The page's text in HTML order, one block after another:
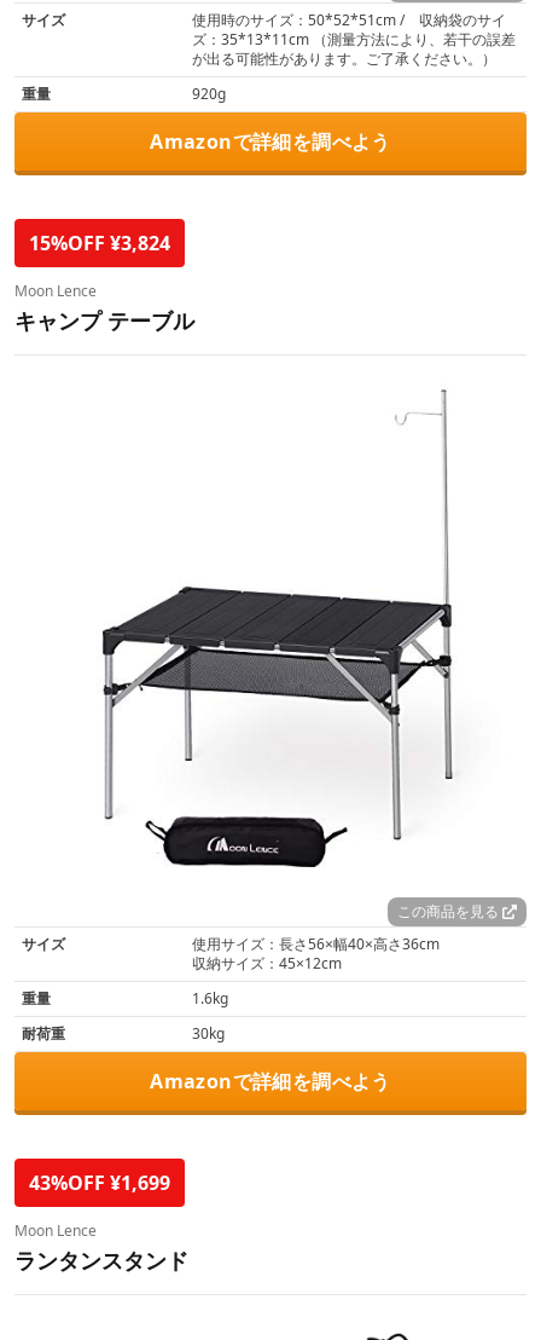
サイズ
使用時のサイズ：50*52*51cm / 収納袋のサイ
ズ：35*13*11cm （測量方法により、若干の誤差
が出る可能性があります。ご了承ください。）
重量
920g
Amazonで詳細を調べよう
15%OFF ¥3,824
Moon Lence
キャンプ テーブル
この商品を見る
サイズ
使用サイズ：長さ56×幅40×高さ36cm
収納サイズ：45×12cm
重量
1.6kg
耐荷重
30kg
Amazonで詳細を調べよう
43%OFF ¥1,699
Moon Lence
ランタンスタンド